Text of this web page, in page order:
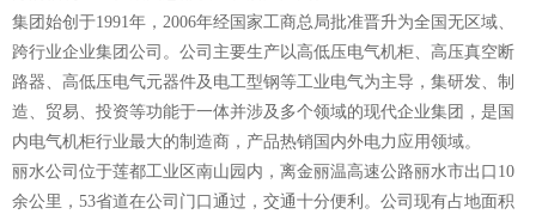
集团始创于1991年，2006年经国家工商总局批准晋升为全国无区域、
跨行业企业集团公司。公司主要生产以高低压电气机柜、高压真空断
路器、高低压电气元器件及电工型钢等工业电气为主导，集研发、制
造、贸易、投资等功能于一体并涉及多个领域的现代企业集团，是国
内电气机柜行业最大的制造商，产品热销国内外电力应用领域。
丽水公司位于莲都工业区南山园内，离金丽温高速公路丽水市出口10
余公里，53省道在公司门口通过，交通十分便利。公司现有占地面积